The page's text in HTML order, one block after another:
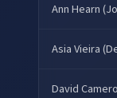
Ann Hearn
Asia Vieira
David